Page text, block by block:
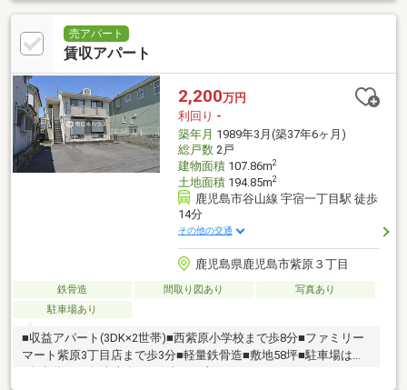
売アパート
賃収アパート
2,200万円
利回り -
築年月 1989年3月(築37年6ヶ月)
総戸数2戸
建物面積107.86m2
土地面積194.85m2
鹿児島市谷山線 宇宿一丁目駅 徒歩
14分
その他の交通
鹿児島県鹿児島市紫原３丁目
鉄骨造 間取り図あり
写真あり
駐車場あり
■収益アパート(3DK×2世帯)■西紫原小学校まで歩8分■ファミリー
マート紫原3丁目店まで歩3分■軽量鉄骨造■敷地58坪■駐車場は縦